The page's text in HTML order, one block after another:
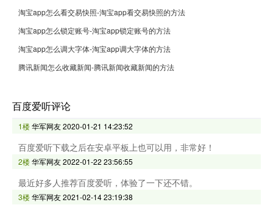
淘宝app怎么看交易快照-淘宝app看交易快照的方法
淘宝app怎么锁定账号-淘宝app锁定账号的方法
淘宝app怎么调大字体-淘宝app调大字体的方法
腾讯新闻怎么收藏新闻-腾讯新闻收藏新闻的方法
百度爱听评论
1楼华军网友2020-01-21 14:23:52
百度爱听下载之后在安卓平板上也可以用，非常好！
2楼华军网友2022-01-22 23:56:55
最近好多人推荐百度爱听，体验了一下还不错。
3楼华军网友2021-02-14 23:19:38